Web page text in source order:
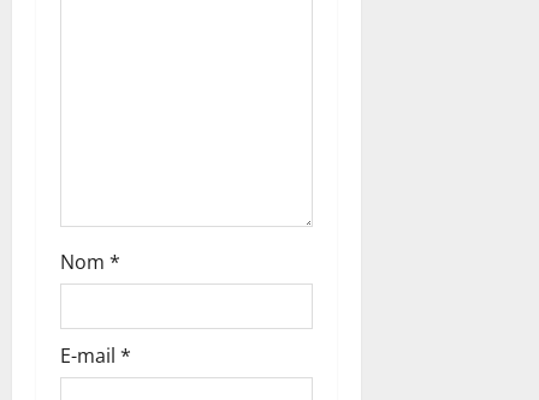
i
c
l
e
Nom *
E-mail *